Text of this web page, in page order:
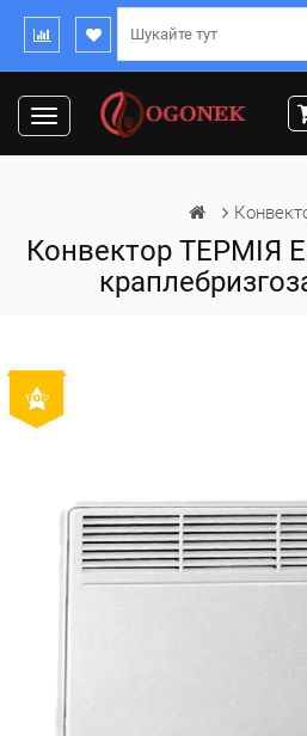
Toggle
navigation
Конвектор ТЕРМІЯ